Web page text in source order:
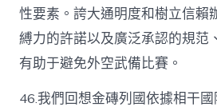
性要素。誇大通明度和樹立信賴
縛力的許諾以及廣泛承認的規范
有助于避免外空武備比賽。
46.我們回想金磚列國依據相干